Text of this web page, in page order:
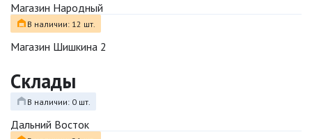
Магазин Народный
В наличии: 12 шт.
Магазин Шишкина 2
Склады
В наличии: 0 шт.
Дальний Восток